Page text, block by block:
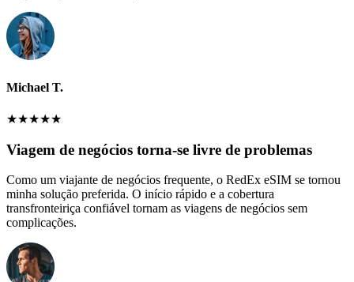
Michael T.
★★★★★
Viagem de negócios torna-se livre de problemas
Como um viajante de negócios frequente, o RedEx eSIM se tornou
minha solução preferida. O início rápido e a cobertura
transfronteiriça confiável tornam as viagens de negócios sem
complicações.